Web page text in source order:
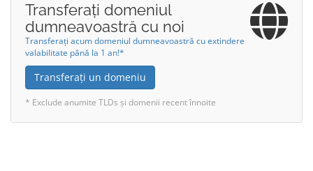
Transferați domeniul
dumneavoastră cu noi
Transferați acum domeniul dumneavoastră cu extindere
valabilitate până la 1 an!*
Transferați un domeniu
* Exclude anumite TLDs și domenii recent înnoite